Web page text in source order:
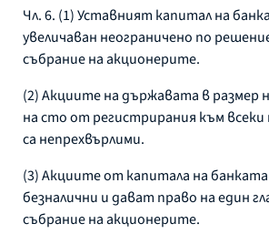
Чл. 6. (1) Уставният капитал на
увеличаван неограничено по
събрание на акционерите.
(2) Акциите на държавата в размер
на сто от регистрирания към
са непрехвърлими.
(3) Акциите от капитала на
безналични и дават право на един
събрание на акционерите.